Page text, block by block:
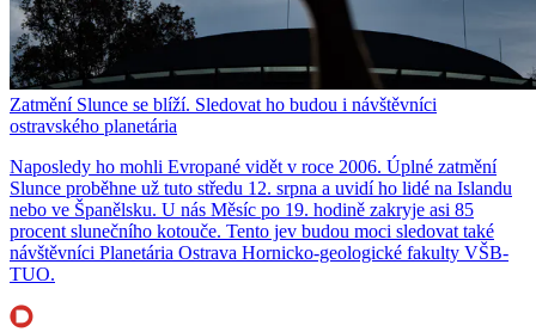
Zatmění Slunce se blíží. Sledovat ho budou i návštěvníci
ostravského planetária
Naposledy ho mohli Evropané vidět v roce 2006. Úplné zatmění
Slunce proběhne už tuto středu 12. srpna a uvidí ho lidé na Islandu
nebo ve Španělsku. U nás Měsíc po 19. hodině zakryje asi 85
procent slunečního kotouče. Tento jev budou moci sledovat také
návštěvníci Planetária Ostrava Hornicko-geologické fakulty VŠB-
TUO.